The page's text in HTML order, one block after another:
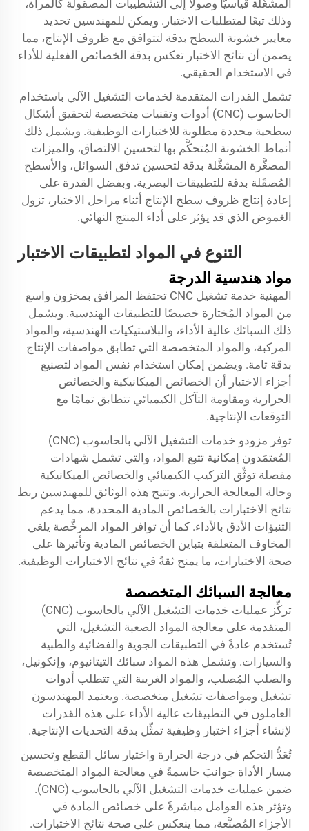
المشغَّلة قياسيًّا وصولًا إلى التشطيبات المصقولة كالمرآة،
وذلك تبعًا لمتطلبات الاختبار. ويمكن للمهندسين تحديد
معايير خشونة السطح بدقة لتتوافق مع ظروف الإنتاج، مما
يضمن أن نتائج الاختبار تعكس بدقة الخصائص الفعلية للأداء
في الاستخدام الحقيقي.
تشمل القدرات المتقدمة لخدمات التشغيل الآلي باستخدام
الحاسوب (CNC) أدوات وتقنيات متخصصة لتحقيق أشكال
سطحية محددة مطلوبة للاختبارات الوظيفية. ويشمل ذلك
أنماط الخشونة المُتحكَّم بها لتحسين الالتصاق، والميزات
المصغَّرة المشغَّلة بدقة لتحسين تدفق السوائل، والأسطح
المُصقَلة بدقة للتطبيقات البصرية. وبفضل القدرة على
إعادة إنتاج ظروف سطح الإنتاج أثناء مراحل الاختبار، تزول
الغموض الذي قد يؤثر على أداء المنتج النهائي.
التنوع في المواد لتطبيقات الاختبار
مواد هندسية الدرجة
المهنية خدمة تشغيل CNC
تحتفظ المرافق بمخزون واسع
من المواد المُختارة خصيصًا للتطبيقات الهندسية. ويشمل
ذلك السبائك عالية الأداء، والبلاستيكيات الهندسية، والمواد
المركبة، والمواد المتخصصة التي تطابق مواصفات الإنتاج
بدقة تامة. ويضمن إمكان استخدام نفس المواد لتصنيع
أجزاء الاختبار أن الخصائص الميكانيكية والخصائص
الحرارية ومقاومة التآكل الكيميائي تتطابق تمامًا مع
التوقعات الإنتاجية.
توفر مزودو خدمات التشغيل الآلي بالحاسوب (CNC)
المُعتمَدون إمكانية تتبع المواد، والتي تشمل شهادات
مفصلة توثِّق التركيب الكيميائي والخصائص الميكانيكية
وحالة المعالجة الحرارية. وتتيح هذه الوثائق للمهندسين ربط
نتائج الاختبارات بالخصائص المادية المحددة، مما يدعم
التنبؤات الأدق بالأداء. كما أن توافر المواد المرخَّصة يلغي
المخاوف المتعلقة بتباين الخصائص المادية وتأثيرها على
صحة الاختبارات، ما يمنح ثقةً في نتائج الاختبارات الوظيفية.
معالجة السبائك المتخصصة
تركِّز عمليات خدمات التشغيل الآلي بالحاسوب (CNC)
المتقدمة على معالجة المواد الصعبة التشغيل، التي
تُستخدم عادةً في التطبيقات الجوية والفضائية والطبية
والسيارات. وتشمل هذه المواد سبائك التيتانيوم، وإنكونيل،
والصلب المُصلب، والمواد الغريبة التي تتطلب أدوات
تشغيل ومواصفات تشغيل متخصصة. ويعتمد المهندسون
العاملون في التطبيقات عالية الأداء على هذه القدرات
لإنشاء أجزاء اختبار وظيفية تمثِّل بدقة التحديات الإنتاجية.
تُعَدُّ التحكم في درجة الحرارة واختيار سائل القطع وتحسين
مسار الأداة جوانبَ حاسمةً في معالجة المواد المتخصصة
ضمن عمليات خدمات التشغيل الآلي بالحاسوب (CNC).
وتؤثر هذه العوامل مباشرةً على خصائص المادة في
الأجزاء المُصنَّعة، مما ينعكس على صحة نتائج الاختبارات.